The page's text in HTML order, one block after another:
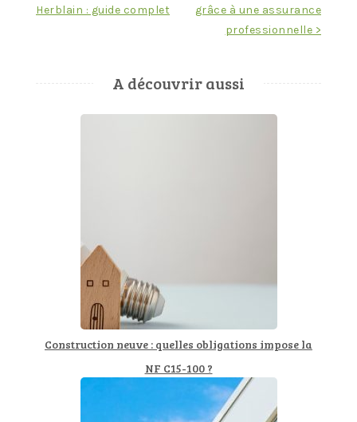
Herblain : guide complet
grâce à une assurance
professionnelle >
A découvrir aussi
Construction neuve : quelles obligations impose la
NF C15-100 ?